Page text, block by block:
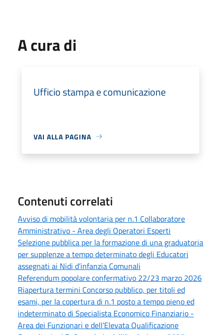
A cura di
Ufficio stampa e comunicazione
VAI ALLA PAGINA
Contenuti correlati
Avviso di mobilità volontaria per n.1 Collaboratore
Amministrativo - Area degli Operatori Esperti
Selezione pubblica per la formazione di una graduatoria
per supplenze a tempo determinato degli Educatori
assegnati ai Nidi d’infanzia Comunali
Referendum popolare confermativo 22/23 marzo 2026
Riapertura termini Concorso pubblico, per titoli ed
esami, per la copertura di n.1 posto a tempo pieno ed
indeterminato di Specialista Economico Finanziario -
Area dei Funzionari e dell'Elevata Qualificazione